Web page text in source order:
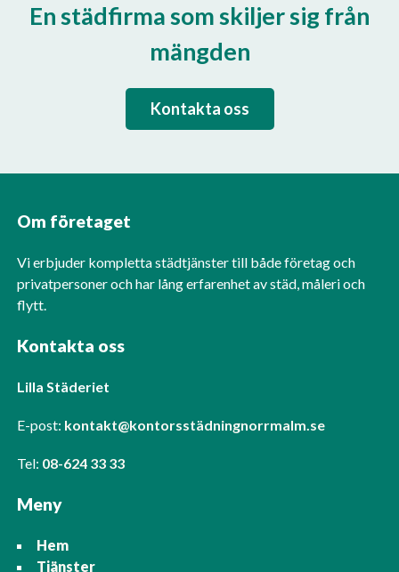
En städfirma som skiljer sig från
mängden
Kontakta oss
Om företaget
Vi erbjuder kompletta städtjänster till både företag och
privatpersoner och har lång erfarenhet av städ, måleri och
flytt.
Kontakta oss
Lilla Städeriet
E-post: kontakt@kontorsstädningnorrmalm.se
Tel: 08-624 33 33
Meny
Hem
Tjänster